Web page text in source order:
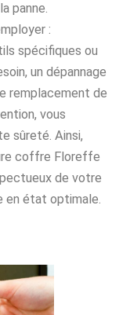
panne.
:
spécifiques ou
un dépannage
remplacement de
vous
sûreté. Ainsi,
coffre Floreffe
de votre
en état optimale.